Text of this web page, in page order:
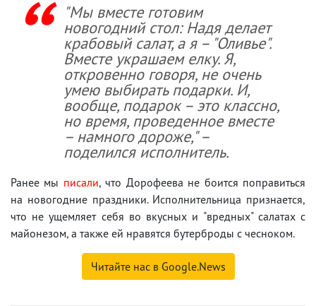
"Мы вместе готовим
новогодний стол: Надя делает
крабовый салат, а я – "Оливье".
Вместе украшаем елку. Я,
откровенно говоря, не очень
умею выбирать подарки. И,
вообще, подарок – это классно,
но время, проведенное вместе
– намного дороже," –
поделился исполнитель.
Ранее мы писали, что Дорофеева не боится поправиться
на новогодние праздники. Исполнительница признается,
что не ущемляет себя во вкусных и "вредных" салатах с
майонезом, а также ей нравятся бутерброды с чесноком.
Читайте нас в Google.News